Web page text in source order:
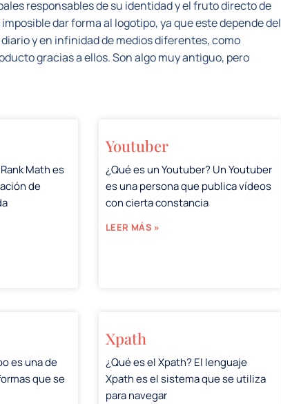
responsables de su identidad y el fruto directo de
dar forma al logotipo, ya que este depende del
y en infinidad de medios diferentes, como
gracias a ellos. Son algo muy antiguo, pero
Math es
de
Youtuber
¿Qué es un Youtuber? Un Youtuber
es una persona que publica vídeos
con cierta constancia
LEER MÁS »
es una de
que se
Xpath
¿Qué es el Xpath? El lenguaje
Xpath es el sistema que se utiliza
para navegar